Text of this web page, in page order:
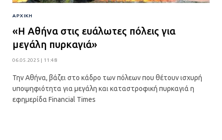
ΑΡΧΙΚΉ
«Η Αθήνα στις ευάλωτες πόλεις για
μεγάλη πυρκαγιά»
06.05.2025 | 11:48
Την Αθήνα, βάζει στο κάδρο των πόλεων που θέτουν ισχυρή
υποψηφιότητα για μεγάλη και καταστροφική πυρκαγιά η
εφημερίδα Financial Times